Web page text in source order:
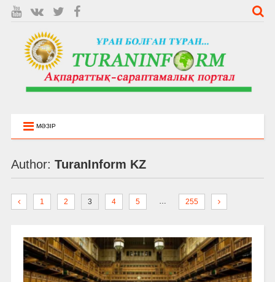
МӘЗІР
Author: TuranInform KZ
1 2 3 4 5 255